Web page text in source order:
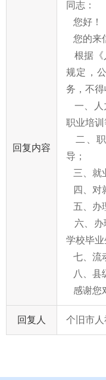
回复内容
同志：
您好！
您的来
根据《
规定，
务，不得
一、人
职业培训
二、职
导；
三、就
四、对
五、办
六、办
学校毕业
七、流
八、县
感谢您
回复人 个旧市人